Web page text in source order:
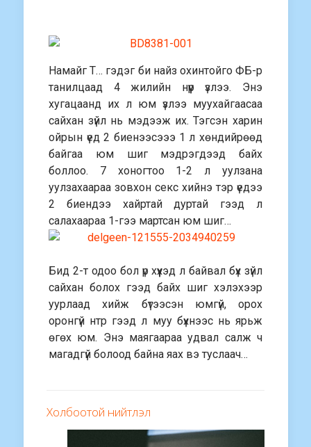
Намайг Т… гэдэг би найз охинтойго ФБ-р
танилцаад 4 жилийн нүүр үзлээ. Энэ
хугацаанд их л юм үзлээ муухайгаасаа
сайхан зүйл нь мэдээж их. Тэгсэн харин
ойрын үед 2 биенээсэээ 1 л хөндийрөөд
байгаа юм шиг мэдрэгдээд байх
боллоо. 7 хоногтоо 1-2 л уулзана
уулзахаараа зовхон секс хийнэ тэр үедээ
2 биендээ хайртай дуртай гээд л
салахаараа 1-гээ мартсан юм шиг…
Бид 2-т одоо бол үр хүүхэд л байвал бүх зүйл
сайхан болох гээд байх шиг хэлэхээр
уурлаад хийж бүтээсэн юмгүй, орох
оронгүй нтр гээд л муу бүхнээс нь ярьж
өгөх юм. Энэ маягаараа удвал салж ч
магадгүй болоод байна яах вэ туслаач…
Холбоотой нийтлэл